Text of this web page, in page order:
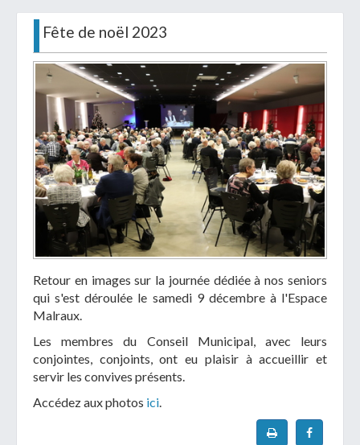
Fête de noël 2023
Retour en images sur la journée dédiée à nos seniors
qui s'est déroulée le samedi 9 décembre à l'Espace
Malraux.
Les membres du Conseil Municipal, avec leurs
conjointes, conjoints, ont eu plaisir à accueillir et
servir les convives présents.
Accédez aux photos ici